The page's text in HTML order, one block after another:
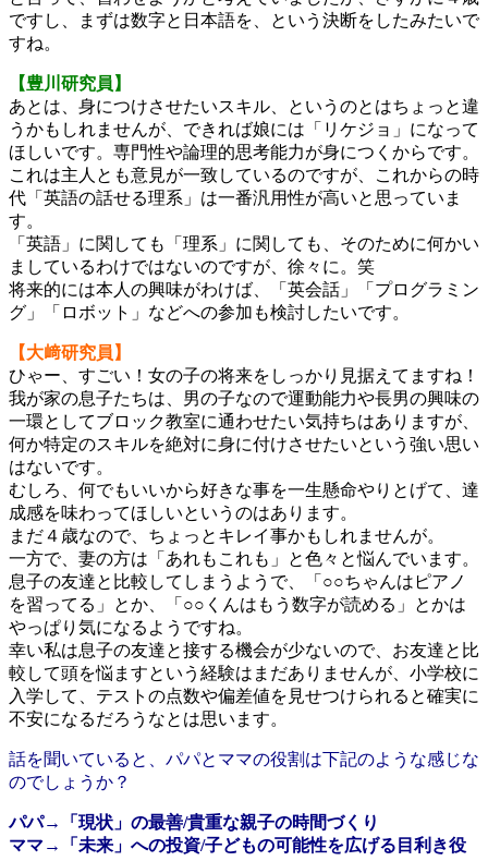
ですし、まずは数字と日本語を、という決断をしたみたいで
すね。
【豊川研究員】
あとは、身につけさせたいスキル、というのとはちょっと違
うかもしれませんが、できれば娘には「リケジョ」になって
ほしいです。専門性や論理的思考能力が身につくからです。
これは主人とも意見が一致しているのですが、これからの時
代「英語の話せる理系」は一番汎用性が高いと思っていま
す。
「英語」に関しても「理系」に関しても、そのために何かい
ましているわけではないのですが、徐々に。笑
将来的には本人の興味がわけば、「英会話」「プログラミン
グ」「ロボット」などへの参加も検討したいです。
【大﨑研究員】
ひゃー、すごい！女の子の将来をしっかり見据えてますね！
我が家の息子たちは、男の子なので運動能力や長男の興味の
一環としてブロック教室に通わせたい気持ちはありますが、
何か特定のスキルを絶対に身に付けさせたいという強い思い
はないです。
むしろ、何でもいいから好きな事を一生懸命やりとげて、達
成感を味わってほしいというのはあります。
まだ４歳なので、ちょっとキレイ事かもしれませんが。
一方で、妻の方は「あれもこれも」と色々と悩んでいます。
息子の友達と比較してしまうようで、「○○ちゃんはピアノ
を習ってる」とか、「○○くんはもう数字が読める」とかは
やっぱり気になるようですね。
幸い私は息子の友達と接する機会が少ないので、お友達と比
較して頭を悩ますという経験はまだありませんが、小学校に
入学して、テストの点数や偏差値を見せつけられると確実に
不安になるだろうなとは思います。
話を聞いていると、パパとママの役割は下記のような感じな
のでしょうか？
パパ→「現状」の最善/貴重な親子の時間づくり
ママ→「未来」への投資/子どもの可能性を広げる目利き役